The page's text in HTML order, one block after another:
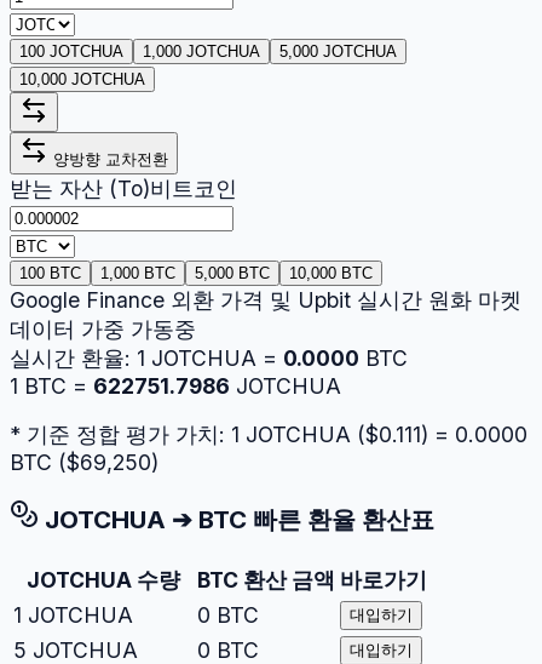
100 JOTCHUA 1,000 JOTCHUA
5,000 JOTCHUA
10,000 JOTCHUA
양방향 교차전환
받는 자산 (To)비트코인
100 BTC 1,000 BTC 5,000 BTC 10,000 BTC
Google Finance 외환 가격 및 Upbit 실시간 원화 마켓
데이터 가중 가동중
실시간 환율: 1 JOTCHUA = 0.0000 BTC
1 BTC = 622751.7986 JOTCHUA
* 기준 정합 평가 가치: 1 JOTCHUA ($0.111) = 0.0000
BTC ($69,250)
JOTCHUA ➔ BTC 빠른 환율 환산표
JOTCHUA수량 BTC 환산 금액 바로가기
1 JOTCHUA 0 BTC 대입하기
5 JOTCHUA 0 BTC 대입하기